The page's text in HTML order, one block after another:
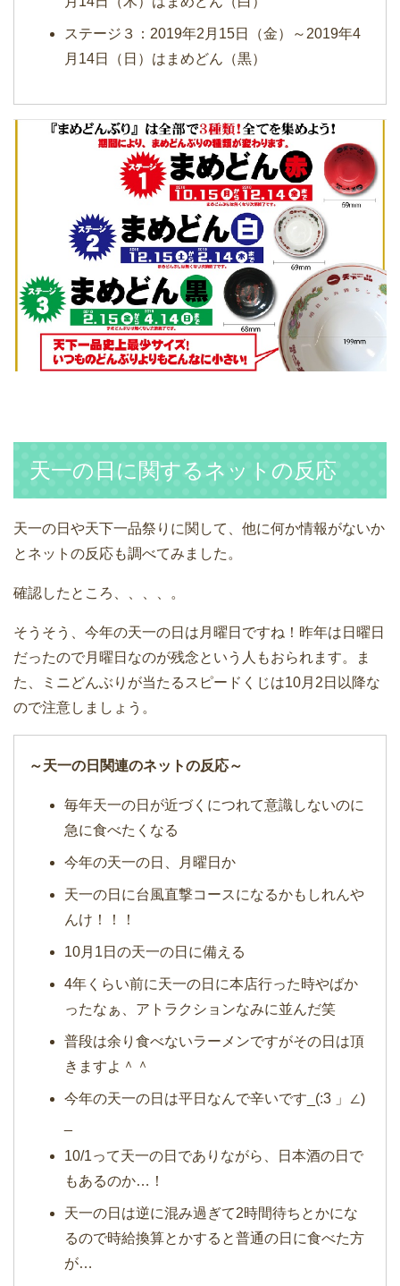
ステージ３：2019年2月15日（金）～2019年4
月14日（日）はまめどん（黒）
天一の日に関するネットの反応
天一の日や天下一品祭りに関して、他に何か情報がないか
とネットの反応も調べてみました。
確認したところ、、、、。
そうそう、今年の天一の日は月曜日ですね！昨年は日曜日
だったので月曜日なのが残念という人もおられます。ま
た、ミニどんぶりが当たるスピードくじは10月2日以降な
ので注意しましょう。
～天一の日関連のネットの反応～
毎年天一の日が近づくにつれて意識しないのに
急に食べたくなる
今年の天一の日、月曜日か
天一の日に台風直撃コースになるかもしれんや
んけ！！！
10月1日の天一の日に備える
4年くらい前に天一の日に本店行った時やばか
ったなぁ、アトラクションなみに並んだ笑
普段は余り食べないラーメンですがその日は頂
きますよ＾＾
今年の天一の日は平日なんで辛いです_(:3 」∠)
10/1って天一の日でありながら、日本酒の日で
もあるのか…！
天一の日は逆に混み過ぎて2時間待ちとかにな
るので時給換算とかすると普通の日に食べた方
が…